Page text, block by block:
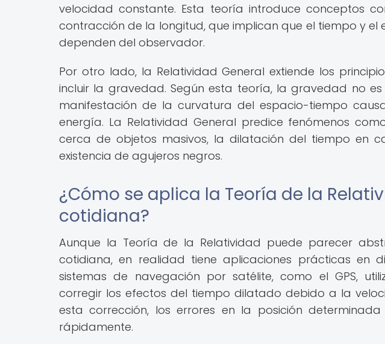
velocidad constante. Esta teoría introduce conceptos
contracción de la longitud, que implican que el tiempo y el
dependen del observador.
Por otro lado, la Relatividad General extiende los
incluir la gravedad. Según esta teoría, la gravedad no
manifestación de la curvatura del espacio-tiempo
energía. La Relatividad General predice fenómenos
cerca de objetos masivos, la dilatación del tiempo en
existencia de agujeros negros.
¿Cómo se aplica la Teoría de la
cotidiana?
Aunque la Teoría de la Relatividad puede parecer
cotidiana, en realidad tiene aplicaciones prácticas en
sistemas de navegación por satélite, como el GPS,
corregir los efectos del tiempo dilatado debido a la
esta corrección, los errores en la posición
rápidamente.